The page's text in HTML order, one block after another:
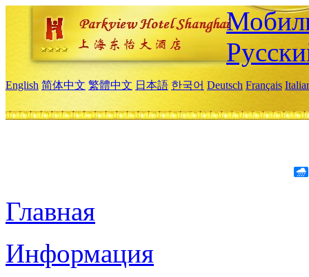
English 简体中文 繁體中文 日本語 한국어 Deutsch Français
Главная
Информация